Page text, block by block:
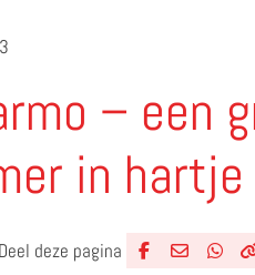
– een
in hartje
Deel deze pagina